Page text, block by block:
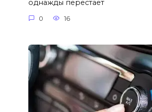
однажды перестает
0 16